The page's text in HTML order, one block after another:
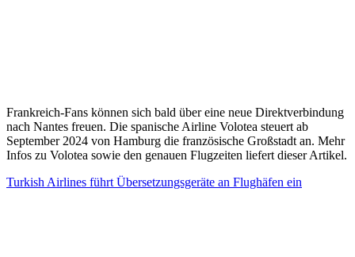
Frankreich-Fans können sich bald über eine neue Direktverbindung
nach Nantes freuen. Die spanische Airline Volotea steuert ab
September 2024 von Hamburg die französische Großstadt an. Mehr
Infos zu Volotea sowie den genauen Flugzeiten liefert dieser Artikel.
Turkish Airlines führt Übersetzungsgeräte an Flughäfen ein